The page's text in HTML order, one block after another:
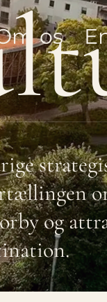
os
lt
og